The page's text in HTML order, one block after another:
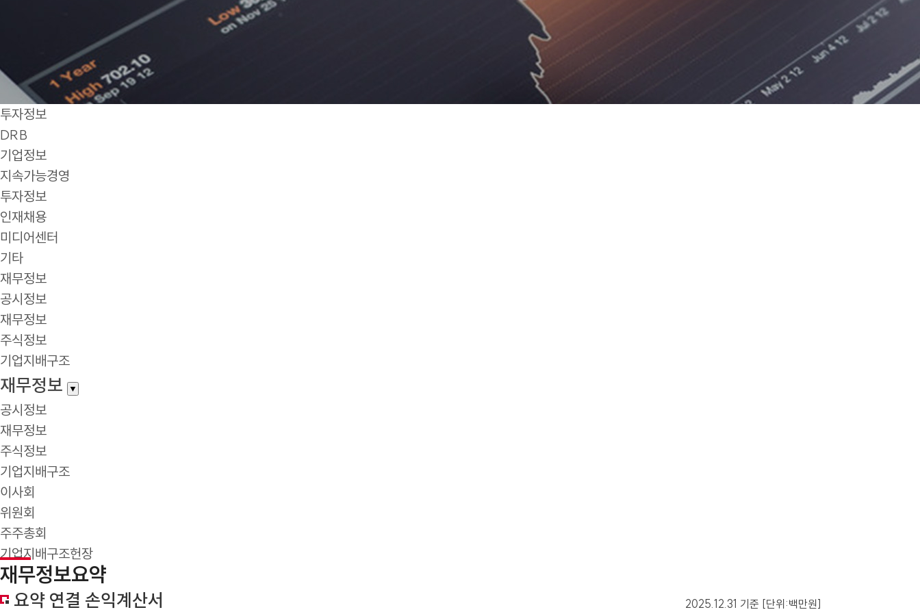
투자정보
DRB
기업정보
지속가능경영
투자정보
인재채용
미디어센터
기타
재무정보
공시정보
재무정보
주식정보
기업지배구조
재무정보 ▼
공시정보
재무정보
주식정보
기업지배구조
이사회
위원회
주주총회
기업지배구조헌장
재무정보요약
요약 연결 손익계산서 2025.12.31 기준 [단위:백만원]